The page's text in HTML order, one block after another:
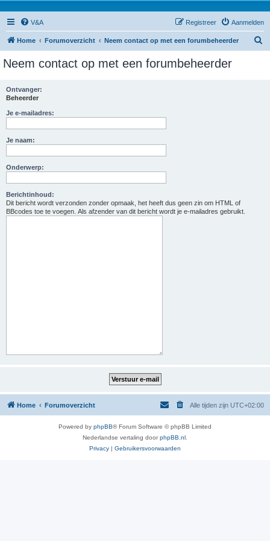
V&A Aanmelden
Registreer
Home Forumoverzicht Neem contact op met een forumbeheerder
Neem contact op met een forumbeheerder
Ontvanger:
Beheerder
Je e-mailadres:
Je naam:
Onderwerp:
Berichtinhoud:
Dit bericht wordt verzonden zonder opmaak, het heeft dus geen zin om HTML of
BBcodes toe te voegen. Als afzender van dit bericht wordt je e-mailadres gebruikt.
Home Forumoverzicht Alle tijden zijn UTC+02:00
Powered by phpBB® Forum Software © phpBB Limited
Nederlandse vertaling doorphpBB.nl
Privacy | Gebruikersvoorwaarden